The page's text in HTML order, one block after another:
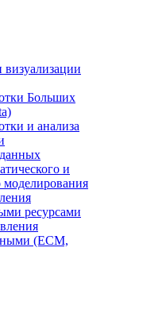
визуализации
Больших
и анализа
и
ресурсами
(ECM,